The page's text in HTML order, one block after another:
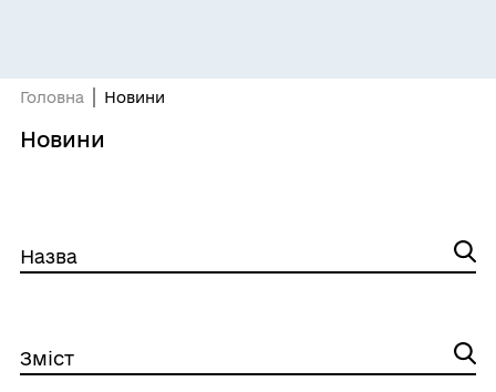
Головна Новини
Новини
Назва
Зміст